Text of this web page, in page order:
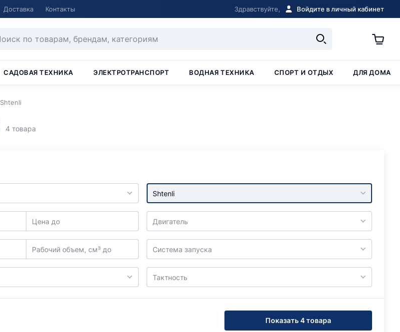
Доставка Контакты Здравствуйте, Войдите в личный кабинет
САДОВАЯ ТЕХНИКА ЭЛЕКТРОТРАНСПОРТ ВОДНАЯ ТЕХНИКА СПОРТ И ОТДЫХ ДЛЯ ДОМА
Shtenli
4 товара
Shtenli
Цена до Двигатель
Рабочий объем, см³ до Система запуска
Тактность
Показать 4 товара